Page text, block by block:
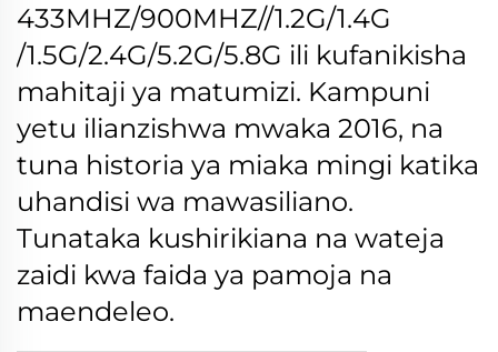
433MHZ/900MHZ//1.2G/1.4G
/1.5G/2.4G/5.2G/5.8G ili kufanikisha
mahitaji ya matumizi. Kampuni
yetu ilianzishwa mwaka 2016, na
tuna historia ya miaka mingi katika
uhandisi wa mawasiliano.
Tunataka kushirikiana na wateja
zaidi kwa faida ya pamoja na
maendeleo.